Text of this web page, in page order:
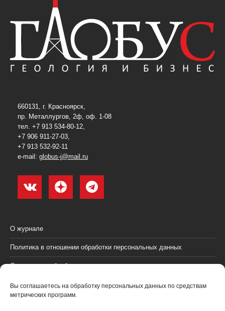
Вы соглашаетесь на обработку персональных данных по средствам
метрических программ.
660131, г. Красноярск,
пр. Металлургов, 2ф, оф. 1-08
тел. +7 913 534-80-12,
+7 906 911-27-03,
+7 913 532-92-11
e-mail: globus-j@mail.ru
О журнале
Политика в отношении обработки персональных данных
Согласие на обработку персональных данных
Пользовательское соглашение (оферта)